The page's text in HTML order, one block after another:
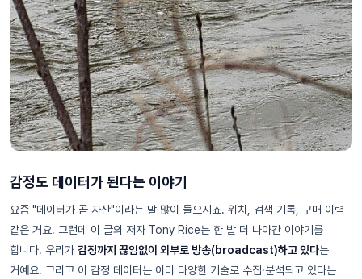
감정도 데이터가 된다는 이야기
요즘 "데이터가 곧 자산"이라는 말 많이 들으시죠. 위치, 검색 기록, 구매 이력
같은 거요. 그런데 이 글의 저자 Tony Rice는 한 발 더 나아간 이야기를
합니다. 우리가 감정까지 끊임없이 외부로 방송(broadcast)하고 있다는
거예요. 그리고 이 감정 데이터는 이미 다양한 기술로 수집·분석되고 있다는